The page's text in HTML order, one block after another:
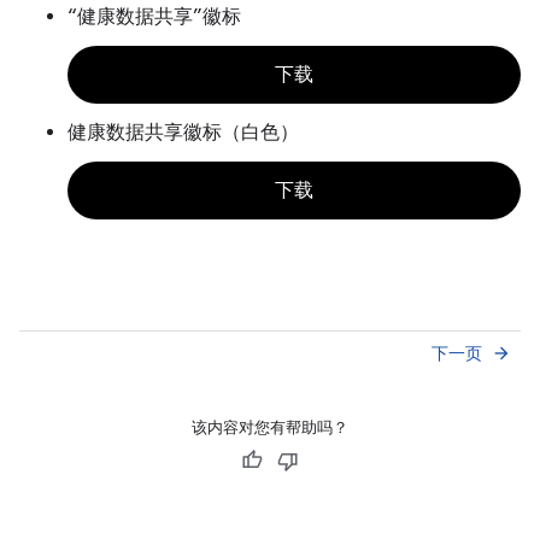
“健康数据共享”徽标
下载
健康数据共享徽标（白色）
下载
下一页 arrow_forward
该内容对您有帮助吗？